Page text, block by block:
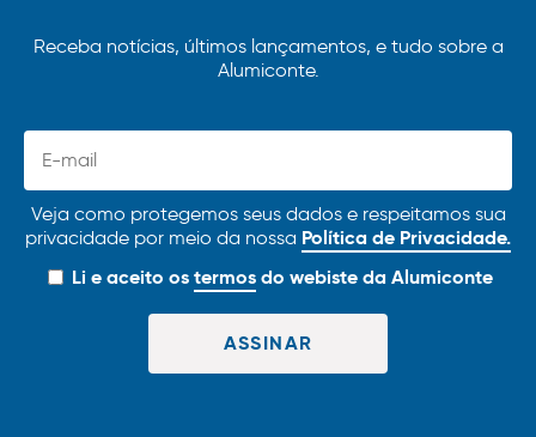
Receba notícias, últimos lançamentos, e tudo sobre a
Alumiconte.
Veja como protegemos seus dados e respeitamos sua
privacidade por meio da nossa Política de Privacidade.
Li e aceito ostermosdo webiste da Alumiconte